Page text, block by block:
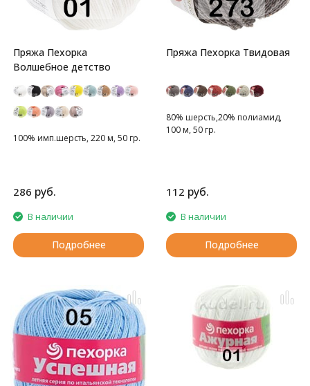
Пряжа Пехорка
Волшебное детство
100% имп.шерсть, 220 м, 50 гр.
286 руб.
В наличии
Подробнее
Пряжа Пехорка Твидовая
80% шерсть,20% полиамид,
100 м, 50 гр.
112 руб.
В наличии
Подробнее